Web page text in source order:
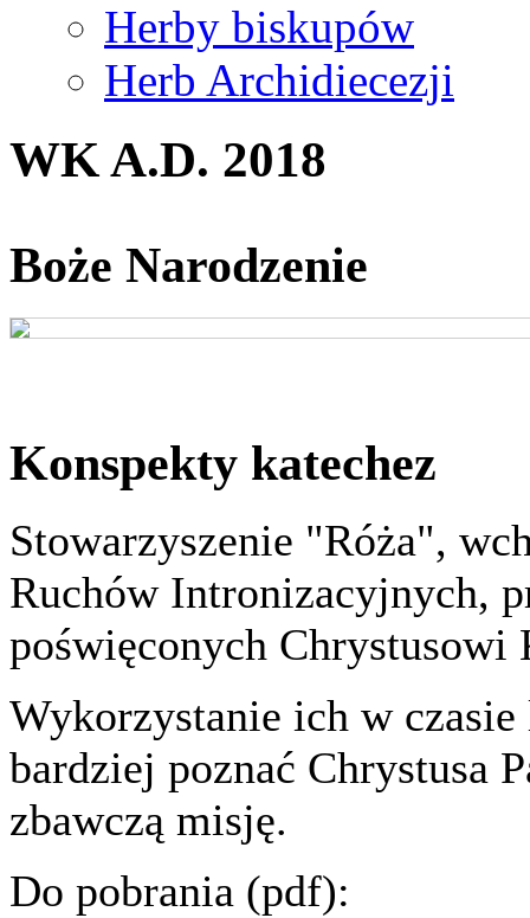
Herby biskupów
Herb Archidiecezji
WK A.D. 2018
Boże Narodzenie
Konspekty katechez
Stowarzyszenie "Róża",
Ruchów Intronizacyjnych,
poświęconych
Wykorzystanie ich w
bardziej poznać Chrystusa
zbawczą misję.
Do pobrania (pdf):